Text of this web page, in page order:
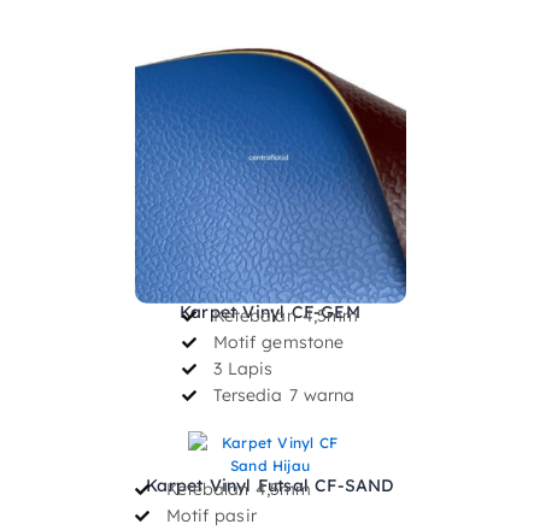
Karpet Vinyl CF-GEM
Ketebalan 4,5mm
Motif gemstone
3 Lapis
Tersedia 7 warna
Karpet Vinyl Futsal CF-SAND
Ketebalan 4,5mm
Motif pasir